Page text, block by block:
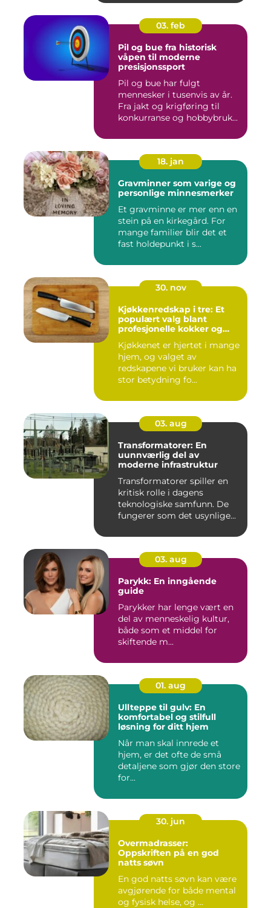
03. feb
Pil og bue fra historisk
våpen til moderne
presisjonssport
Pil og bue har fulgt
mennesker i tusenvis av år.
Fra jakt og krigføring til
konkurranse og hobbybruk...
18. jan
Gravminner som varige og
personlige minnesmerker
Et gravminne er mer enn en
stein på en kirkegård. For
mange familier blir det et
fast holdepunkt i s...
30. nov
Kjøkkenredskap i tre: Et
populært valg blant
profesjonelle kokker og
Kjøkkenet er hjertet i mange
hjem, og valget av
redskapene vi bruker kan ha
stor betydning fo...
03. aug
Transformatorer: En
uunnværlig del av
moderne infrastruktur
Transformatorer spiller en
kritisk rolle i dagens
teknologiske samfunn. De
fungerer som det usynlige...
03. aug
Parykk: En inngående
guide
Parykker har lenge vært en
del av menneskelig kultur,
både som et middel for
skiftende m...
01. aug
Ullteppe til gulv: En
komfortabel og stilfull
løsning for ditt hjem
Når man skal innrede et
hjem, er det ofte de små
detaljene som gjør den store
for...
30. jun
Overmadrasser:
Oppskriften på en god
natts søvn
En god natts søvn kan være
avgjørende for både mental
og fysisk helse, og ...